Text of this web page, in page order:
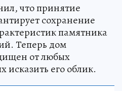
что принятие
сохранение
памятника
Теперь дом
от любых
его облик.